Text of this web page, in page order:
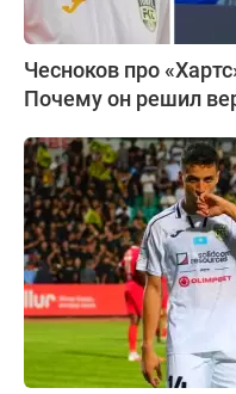
Чесноков про
Почему он решил